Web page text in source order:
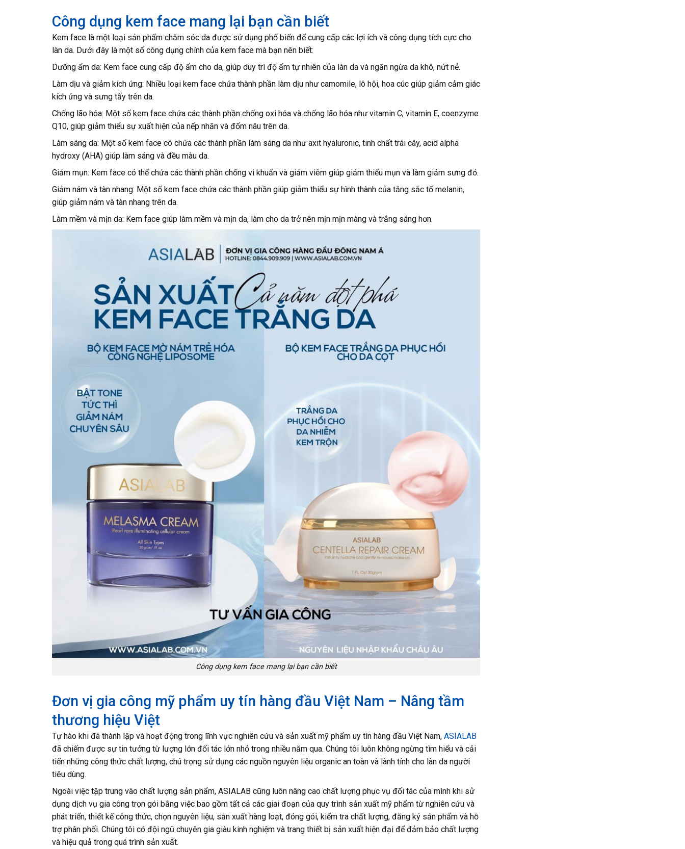
Công dụng kem face mang lại bạn cần biết
Kem face là một loại sản phẩm chăm sóc da được sử dụng phổ biến để cung cấp các lợi ích và công dụng tích cực cho
làn da. Dưới đây là một số công dụng chính của kem face mà bạn nên biết:
Dưỡng ẩm da: Kem face cung cấp độ ẩm cho da, giúp duy trì độ ẩm tự nhiên của làn da và ngăn ngừa da khô, nứt nẻ.
Làm dịu và giảm kích ứng: Nhiều loại kem face chứa thành phần làm dịu như camomile, lô hội, hoa cúc giúp giảm cảm giác
kích ứng và sưng tấy trên da.
Chống lão hóa: Một số kem face chứa các thành phần chống oxi hóa và chống lão hóa như vitamin C, vitamin E, coenzyme
Q10, giúp giảm thiểu sự xuất hiện của nếp nhăn và đốm nâu trên da.
Làm sáng da: Một số kem face có chứa các thành phần làm sáng da như axit hyaluronic, tinh chất trái cây, acid alpha
hydroxy (AHA) giúp làm sáng và đều màu da.
Giảm mụn: Kem face có thể chứa các thành phần chống vi khuẩn và giảm viêm giúp giảm thiểu mụn và làm giảm sưng đỏ.
Giảm nám và tàn nhang: Một số kem face chứa các thành phần giúp giảm thiểu sự hình thành của tăng sắc tố melanin,
giúp giảm nám và tàn nhang trên da.
Làm mềm và mịn da: Kem face giúp làm mềm và mịn da, làm cho da trở nên mịn mịn màng và trắng sáng hơn.
Công dụng kem face mang lại bạn cần biết
Đơn vị gia công mỹ phẩm uy tín hàng đầu Việt Nam – Nâng tầm
thương hiệu Việt
Tự hào khi đã thành lập và hoạt động trong lĩnh vực nghiên cứu và sản xuất mỹ phẩm uy tín hàng đầu Việt Nam, ASIALAB
đã chiếm được sự tin tưởng từ lượng lớn đối tác lớn nhỏ trong nhiều năm qua. Chúng tôi luôn không ngừng tìm hiểu và cải
tiến những công thức chất lượng, chú trọng sử dụng các nguồn nguyên liệu organic an toàn và lành tính cho làn da người
tiêu dùng.
Ngoài việc tập trung vào chất lượng sản phẩm, ASIALAB cũng luôn nâng cao chất lượng phục vụ đối tác của mình khi sử
dụng dịch vụ gia công trọn gói bằng việc bao gồm tất cả các giai đoạn của quy trình sản xuất mỹ phẩm từ nghiên cứu và
phát triển, thiết kế công thức, chọn nguyên liệu, sản xuất hàng loạt, đóng gói, kiểm tra chất lượng, đăng ký sản phẩm và hỗ
trợ phân phối. Chúng tôi có đội ngũ chuyên gia giàu kinh nghiệm và trang thiết bị sản xuất hiện đại để đảm bảo chất lượng
và hiệu quả trong quá trình sản xuất.